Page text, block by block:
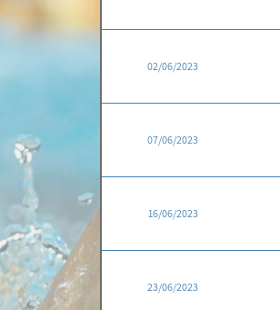
02/06/2023
07/06/2023
16/06/2023
23/06/2023